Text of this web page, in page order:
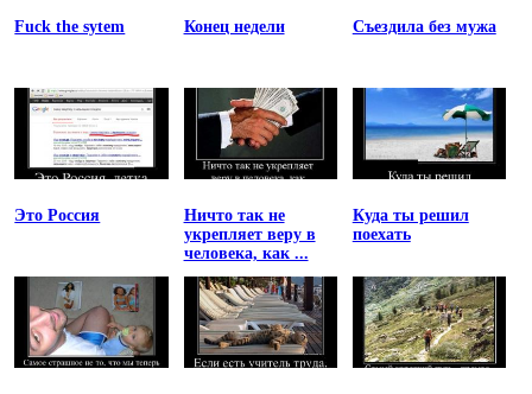
Fuck the sytem Конец недели Съездила без мужа
Это Россия
Ничто так не
укрепляет веру в
человека, как ...
Куда ты решил
поехать